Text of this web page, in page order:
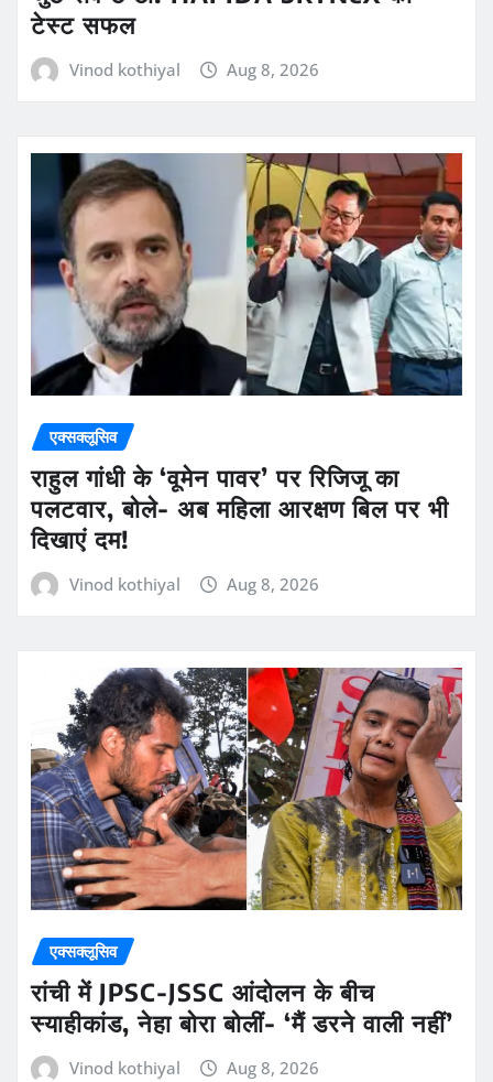
टेस्ट सफल
Vinod kothiyal Aug 8, 2026
एक्सक्लूसिव
राहुल गांधी के ‘वूमेन पावर’ पर रिजिजू का
पलटवार, बोले- अब महिला आरक्षण बिल पर भी
दिखाएं दम!
Vinod kothiyal Aug 8, 2026
एक्सक्लूसिव
रांची में JPSC-JSSC आंदोलन के बीच
स्याहीकांड, नेहा बोरा बोलीं- ‘मैं डरने वाली नहीं’
Vinod kothiyal Aug 8, 2026